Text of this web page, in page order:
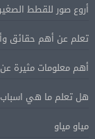
أروع صور للقطط
تعلم عن أهم حقائق
أهم معلومات مثيرة
هل تعلم ما هي
مياو مياو